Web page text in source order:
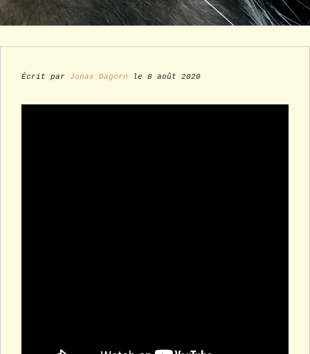
Écrit par Jonas Dagorn le 8 août 2020